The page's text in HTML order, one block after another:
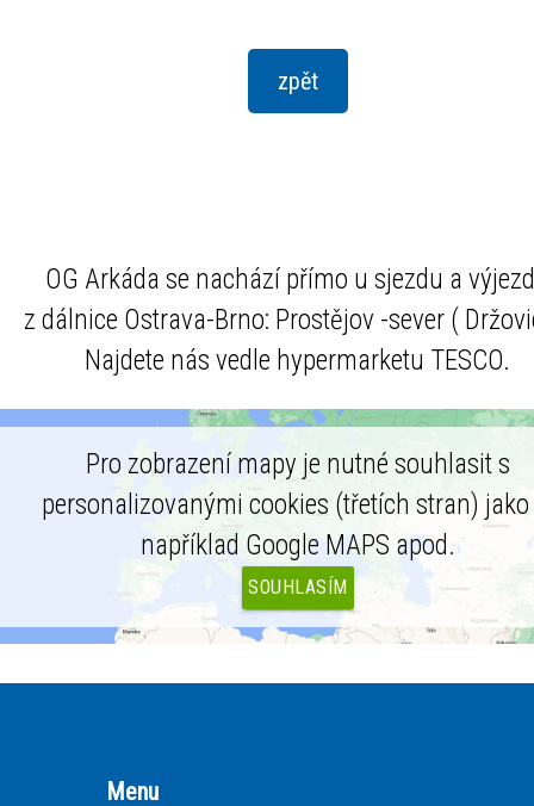
OG Arkáda se nachází přímo u sjezdu a
z dálnice Ostrava-Brno: Prostějov -sever (
Najdete nás vedle hypermarketu TESCO.
Pro zobrazení mapy je nutné souhlasit s
personalizovanými cookies (třetích stran)
například Google MAPS apod.
SOUHLASÍM
Menu